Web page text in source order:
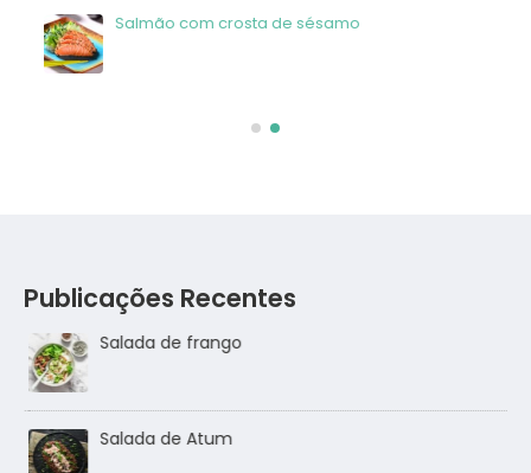
Salmão com crosta de sésamo
Publicações Recentes
Salada de frango
Salada de Atum